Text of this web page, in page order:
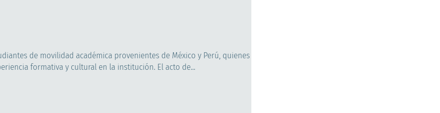
de movilidad académica provenientes de México y Perú, quienes
formativa y cultural en la institución. El acto de...